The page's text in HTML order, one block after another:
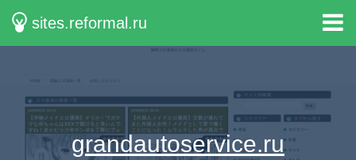
sites.reformal.ru
grandautoservice.ru